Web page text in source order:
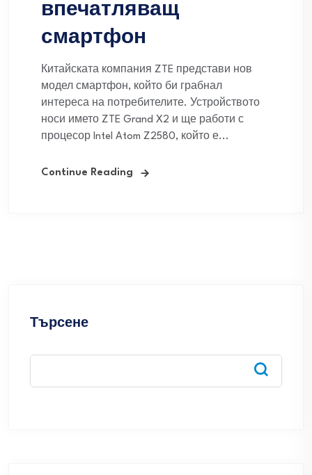
впечатляващ
смартфон
Китайската компания ZTE представи нов
модел смартфон, който би грабнал
интереса на потребителите. Устройството
носи името ZTE Grand X2 и ще работи с
процесор Intel Atom Z2580, който е...
Continue Reading
Търсене